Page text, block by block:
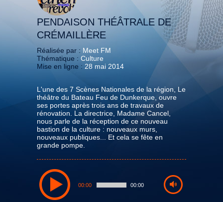
PENDAISON THÉÂTRALE DE
CRÉMAILLÈRE
Réalisée par : Meet FM
Thématique : Culture
Mise en ligne : 28 mai 2014
L'une des 7 Scènes Nationales de la région, Le
théâtre du Bateau Feu de Dunkerque, ouvre
ses portes après trois ans de travaux de
rénovation. La directrice, Madame Cancel,
nous parle de la réception de ce nouveau
bastion de la culture : nouveaux murs,
nouveaux publiques... Et cela se fête en
grande pompe.
00:00 00:00